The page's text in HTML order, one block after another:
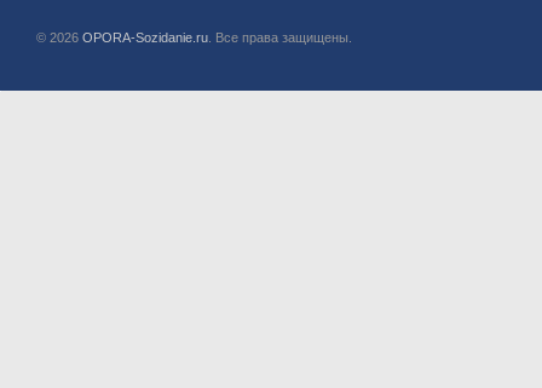
© 2026 OPORA-Sozidanie.ru . Все права защищены.